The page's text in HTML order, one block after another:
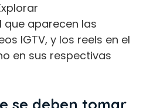
que aparecen las
IGTV, y los reels en el
en sus respectivas
se deben tomar